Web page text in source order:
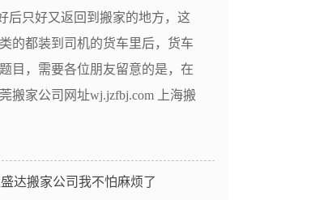
后只好又返回到搬家的地方，这
的都装到司机的货车里后，货车
目，需要各位朋友留意的是，在
搬家公司网址wj.jzfbj.com 上海搬
达搬家公司我不怕麻烦了